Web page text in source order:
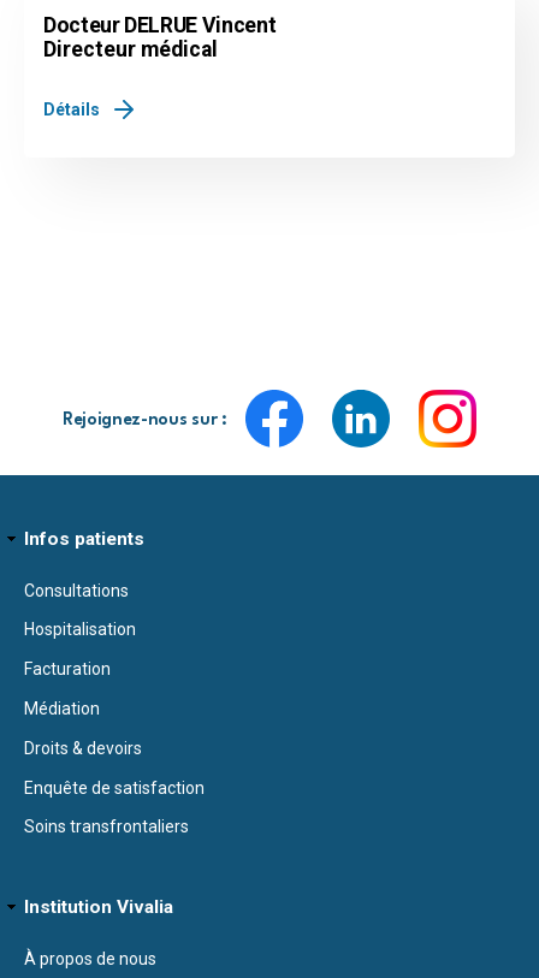
Docteur DELRUE Vincent
Directeur médical
Détails
Rejoignez-nous sur :
Infos patients
Consultations
Hospitalisation
Facturation
Médiation
Droits & devoirs
Enquête de satisfaction
Soins transfrontaliers
Institution Vivalia
À propos de nous